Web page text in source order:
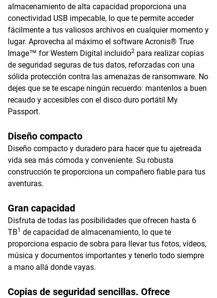
almacenamiento de alta capacidad proporciona una
conectividad USB impecable, lo que te permite acceder
fácilmente a tus valiosos archivos en cualquier momento y
lugar. Aprovecha al máximo el software Acronis® True
Image™ for Western Digital incluido2 para realizar copias
de seguridad seguras de tus datos, reforzadas con una
sólida protección contra las amenazas de ransomware. No
dejes que se te escape ningún recuerdo: mantenlos a buen
recaudo y accesibles con el disco duro portátil My
Passport.
Diseño compacto
Diseño compacto y duradero para hacer que tu ajetreada
vida sea más cómoda y conveniente. Su robusta
construcción te proporciona un compañero fiable para tus
aventuras.
Gran capacidad
Disfruta de todas las posibilidades que ofrecen hasta 6
TB1 de capacidad de almacenamiento, lo que te
proporciona espacio de sobra para llevar tus fotos, vídeos,
música y documentos importantes y tenerlo todo siempre
a mano allá donde vayas.
Copias de seguridad sencillas. Ofrece